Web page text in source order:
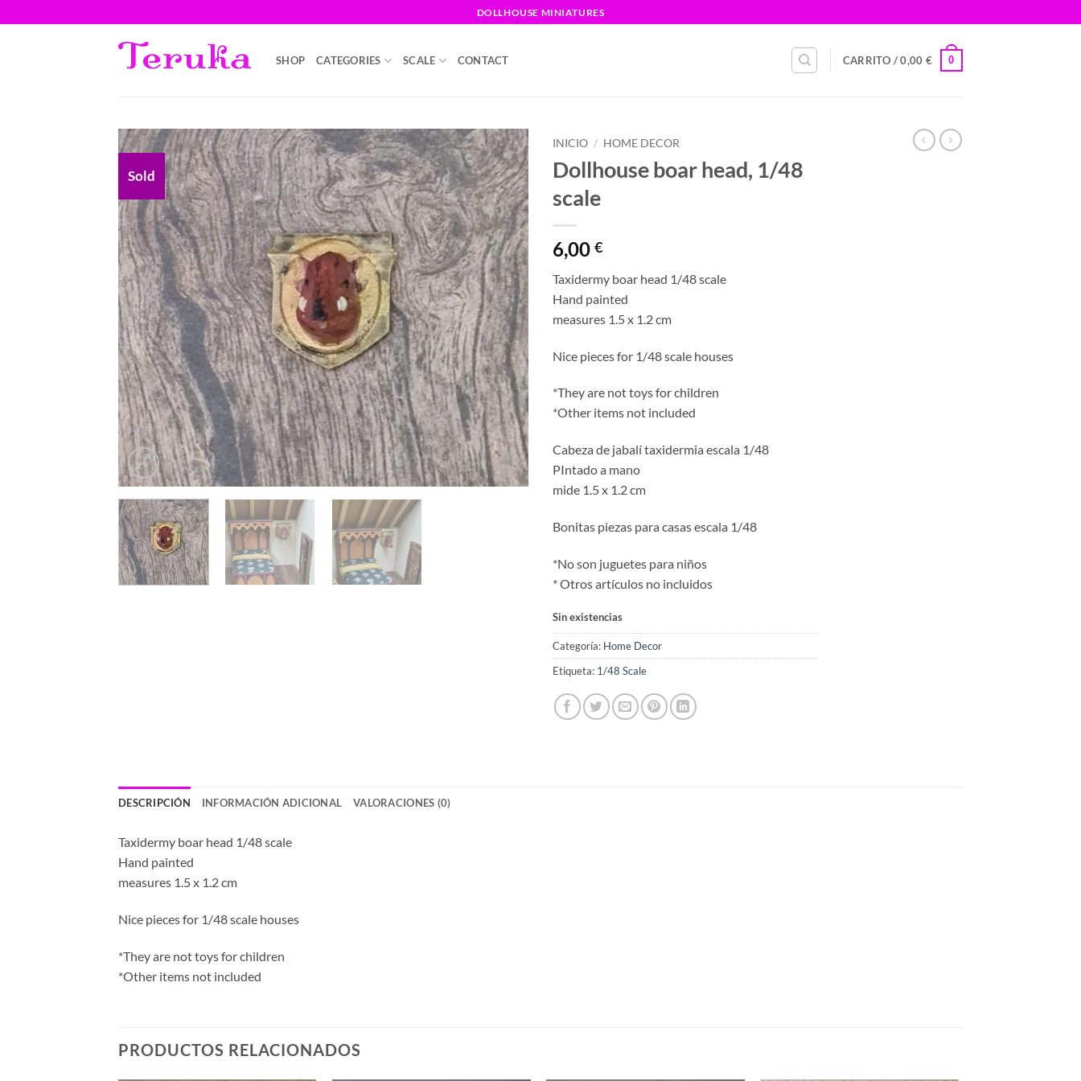
al
DOLLHOUSE MINIATURES
SHOP CATEGORIES SCALE CONTACT CARRITO /0,00 € 0
Sold
INICIO / HOME DECOR
Dollhouse boar head, 1/48
scale
6,00 €
Taxidermy boar head 1/48 scale
Hand painted
measures 1.5 x 1.2 cm
Nice pieces for 1/48 scale houses
*They are not toys for children
*Other items not included
Cabeza de jabalí taxidermia escala 1/48
PIntado a mano
mide 1.5 x 1.2 cm
Bonitas piezas para casas escala 1/48
*No son juguetes para niños
* Otros artículos no incluidos
Sin existencias
Categoría: Home Decor
Etiqueta: 1/48 Scale
DESCRIPCIÓN INFORMACIÓN ADICIONAL VALORACIONES (0)
Taxidermy boar head 1/48 scale
Hand painted
measures 1.5 x 1.2 cm
Nice pieces for 1/48 scale houses
*They are not toys for children
*Other items not included
PRODUCTOS RELACIONADOS